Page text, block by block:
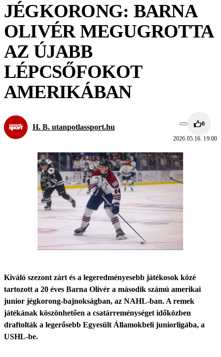
JÉGKORONG: BARNA
OLIVÉR MEGUGROTTA
AZ ÚJABB
LÉPCSŐFOKOT
AMERIKÁBAN
H. B. utanpotlassport.hu 0
2026.05.16. 19:00
Kiváló szezont zárt és a legeredményesebb játékosok közé
tartozott a 20 éves Barna Olivér a második számú amerikai
junior jégkorong-bajnokságban, az NAHL-ban. A remek
játékának köszönhetően a csatárreménységet időközben
draftolták a legerősebb Egyesült Államokbeli juniorligába, a
USHL-be.